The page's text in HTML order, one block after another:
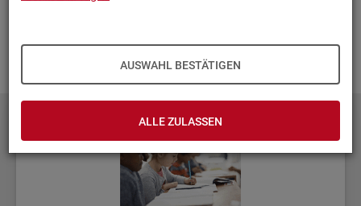
AUSWAHL BESTÄTIGEN
ALLE ZULASSEN
das gern in un­se­re Pla­nun­gen auf.